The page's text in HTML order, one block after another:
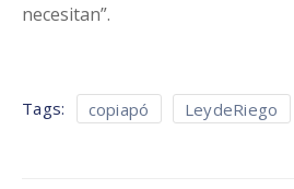
necesitan”.
Tags: copiapó LeydeRiego